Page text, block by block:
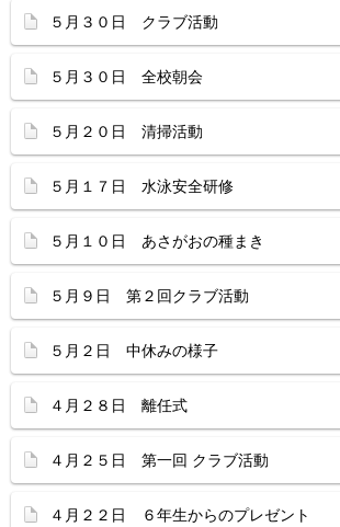
５月３０日 クラブ活動
５月３０日 全校朝会
５月２０日 清掃活動
５月１７日 水泳安全研修
５月１０日 あさがおの種まき
５月９日 第２回クラブ活動
５月２日 中休みの様子
４月２８日 離任式
４月２５日 第一回 クラブ活動
４月２２日 ６年生からのプレゼント